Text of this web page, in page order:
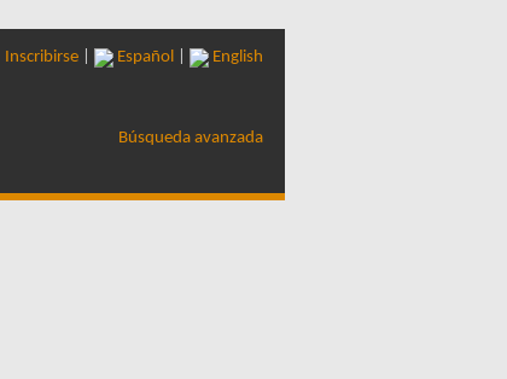
Inscribirse Español English
Búsqueda avanzada